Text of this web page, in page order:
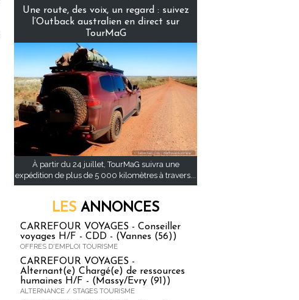
Une route, des voix, un regard : suivez
l’Outback australien en direct sur
TourMaG
À partir du 24 juillet, TourMaG suivra une
expédition de plus de 5 000 kilomètres à travers...
LES ANNONCES
CARREFOUR VOYAGES - Conseiller
voyages H/F - CDD - (Vannes (56))
OFFRES D'EMPLOI TOURISME
CARREFOUR VOYAGES -
Alternant(e) Chargé(e) de ressources
humaines H/F - (Massy/Evry (91))
ALTERNANCE / STAGES TOURISME